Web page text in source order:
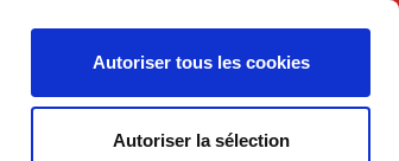
Autoriser tous les cookies
Autoriser la sélection
Français
Société